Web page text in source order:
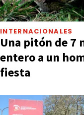
INTERNACIONALES
Una pitón de 7
entero a un
fiesta